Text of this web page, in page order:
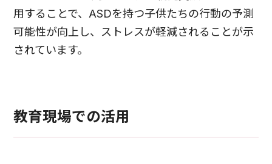
用することで、ASDを持つ子供たちの行動の予測
可能性が向上し、ストレスが軽減されることが示
されています。
教育現場での活用